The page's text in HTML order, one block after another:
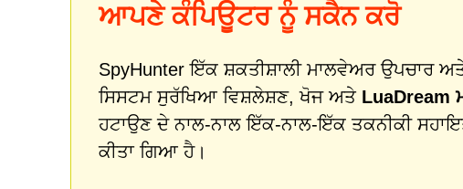
ਆਪਣੇ ਕੰਪਿਊਟਰ ਨੂੰ ਸਕੈਨ ਕਰੋ
SpyHunter ਇੱਕ ਸ਼ਕਤੀਸ਼ਾਲੀ ਮਾਲਵੇਅਰ ਉਪਚਾਰ
ਸਿਸਟਮ ਸੁਰੱਖਿਆ ਵਿਸ਼ਲੇਸ਼ਣ, ਖੋਜ ਅਤੇ LuaDream
ਹਟਾਉਣ ਦੇ ਨਾਲ-ਨਾਲ ਇੱਕ-ਨਾਲ-ਇੱਕ ਤਕਨੀਕੀ
ਕੀਤਾ ਗਿਆ ਹੈ।